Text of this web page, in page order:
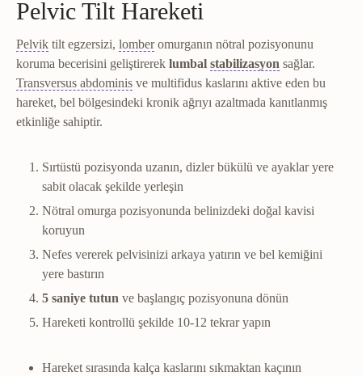
Pelvic Tilt Hareketi
PelvikPelvisOmurgayı bacaklara bağlayan kemik halka.
tilt egzersizi, lomberLomberOmurganın bel bölümü; en fazla
omurganın nötral pozisyonunu
koruma becerisini geliştirerek lumbal stabilizasyon Stabilizasyon
sağlar.
Transversus abdominisTransversus abdominis Karnın en derin
ve multifidus kaslarını aktive eden bu
hareket, bel bölgesindeki kronik ağrıyı azaltmada kanıtlanmış
etkinliğe sahiptir.
Sırtüstü pozisyonda uzanın, dizler bükülü ve ayaklar yere
sabit olacak şekilde yerleşin
Nötral omurga pozisyonunda belinizdeki doğal kavisi
koruyun
Nefes vererek pelvisinizi arkaya yatırın ve bel kemiğini
yere bastırın
5 saniye tutun ve başlangıç pozisyonuna dönün
Hareketi kontrollü şekilde 10-12 tekrar yapın
Hareket sırasında kalça kaslarını sıkmaktan kaçının